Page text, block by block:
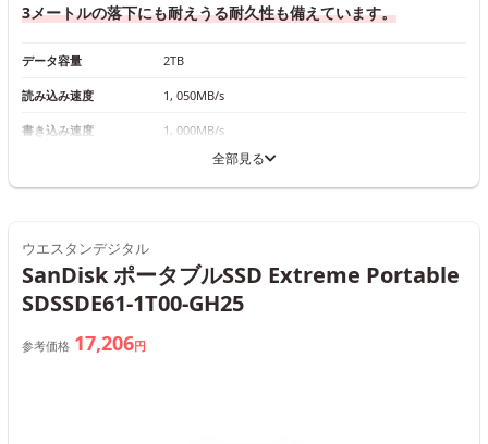
3メートルの落下にも耐えうる耐久性も備えています。
データ容量 2TB
読み込み速度 1, 050MB/s
書き込み速度 1, 000MB/s
全部見る
ウエスタンデジタル
SanDisk ポータブルSSD Extreme Portable
SDSSDE61-1T00-GH25
参考価格 17,206円